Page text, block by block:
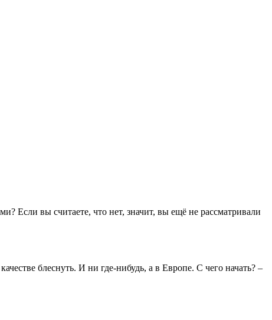
Если вы считаете, что нет, значит, вы ещё не рассматривали
блеснуть. И ни где-нибудь, а в Европе. С чего начать? –